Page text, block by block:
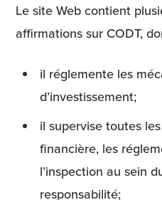
Le site Web contient
affirmations sur CODT,
il réglemente les
d’investissement;
il supervise toutes
financière, les
l’inspection au sein
responsabilité;